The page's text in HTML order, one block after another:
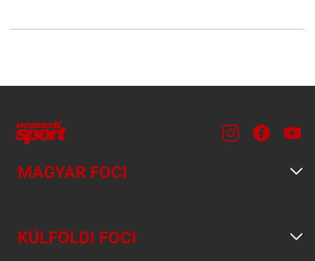
MAGYAR FOCI
KÜLFÖLDI FOCI